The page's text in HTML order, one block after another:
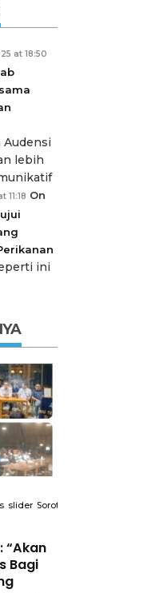
at 18:50
Audensi
lebih
11:18 On
ini
slider Sorotan
“Akan
Bagi